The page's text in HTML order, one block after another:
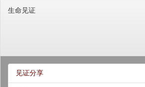
生命见证
见证分享